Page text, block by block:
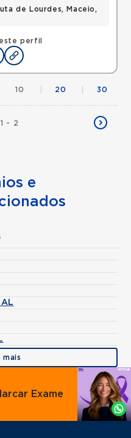
perfil
de Lourdes, Maceio,
- 2
10 20 30
e
mais
Agende
por
Whatsapp
Exame